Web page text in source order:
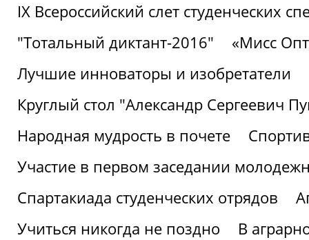
IХ Всероссийский слет студенческих
"Тотальный диктант-2016"
«Мисс
Лучшие инноваторы и изобретатели
Круглый стол "Александр Сергеевич
Народная мудрость в почете
Участие в первом заседании
Спартакиада студенческих отрядов
Учиться никогда не поздно
В